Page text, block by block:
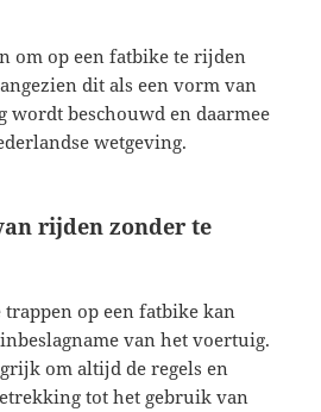
om op een fatbike te rijden
dit als een vorm van
wordt beschouwd en daarmee
wetgeving.
rijden zonder te
op een fatbike kan
van het voertuig.
om altijd de regels en
tot het gebruik van